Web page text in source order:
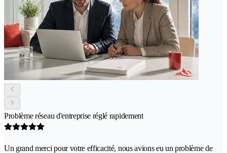
Problème réseau d'entreprise réglé rapidement
Un grand merci pour votre efficacité, nous avions eu un problème de